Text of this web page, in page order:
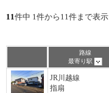
11件中 1件から11件まで表示
路線
最寄り駅
JR川越線
指扇